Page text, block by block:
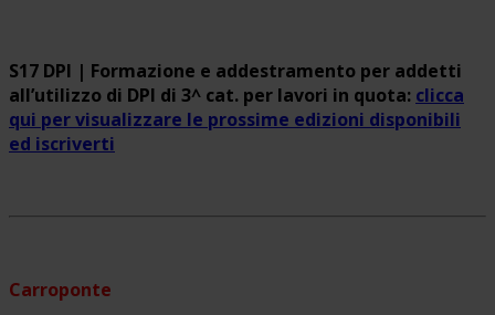
S17 DPI | Formazione e addestramento per addetti
all’utilizzo di DPI di 3^ cat. per lavori in quota: clicca
qui per visualizzare le prossime edizioni disponibili
ed iscriverti
Carroponte